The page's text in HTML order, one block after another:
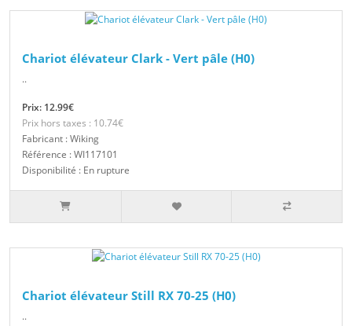
Chariot élévateur Clark - Vert pâle (H0)
..
Prix: 12.99€
Prix hors taxes : 10.74€
Fabricant : Wiking
Référence : WI117101
Disponibilité : En rupture
Chariot élévateur Still RX 70-25 (H0)
..